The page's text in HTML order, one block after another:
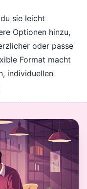
sie leicht
Optionen hinzu,
oder passe
Format macht
individuellen